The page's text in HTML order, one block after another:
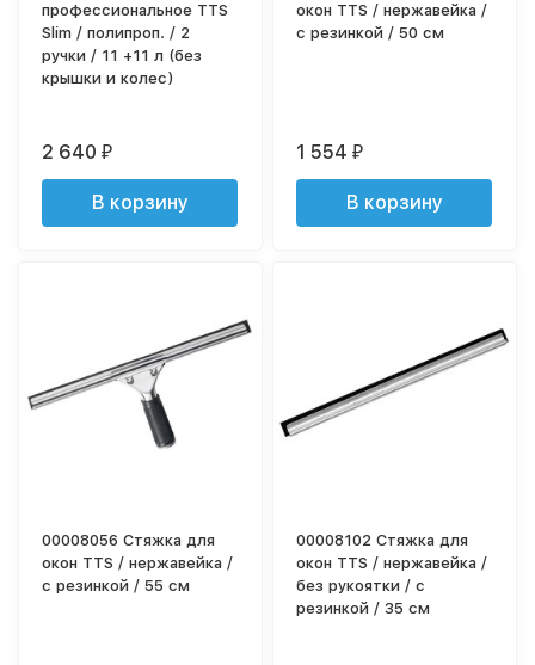
профессиональное TTS
Slim / полипроп. / 2
ручки / 11 +11 л (без
крышки и колес)
2 640₽
В корзину
окон TTS / нержавейка /
с резинкой / 50 см
1 554₽
В корзину
00008056 Стяжка для
окон TTS / нержавейка /
с резинкой / 55 см
00008102 Стяжка для
окон TTS / нержавейка /
без рукоятки / с
резинкой / 35 см